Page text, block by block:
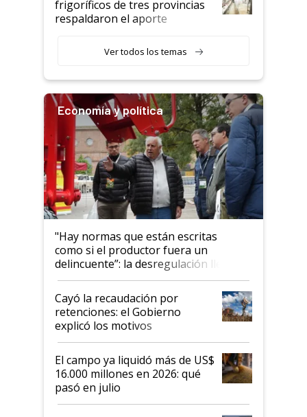
descalificaban, yo seguí
haciendo currículum"
frigoríficos de tres provincias
respaldaron el aporte
Ver todos los temas
Economía y política
"Hay normas que están escritas
como si el productor fuera un
delincuente”: la desregulación llegó
al Congreso Aapresid y hasta se
habló del financiamiento al IPCVA
Cayó la recaudación por
retenciones: el Gobierno
explicó los motivos
El campo ya liquidó más de US$
16.000 millones en 2026: qué
pasó en julio